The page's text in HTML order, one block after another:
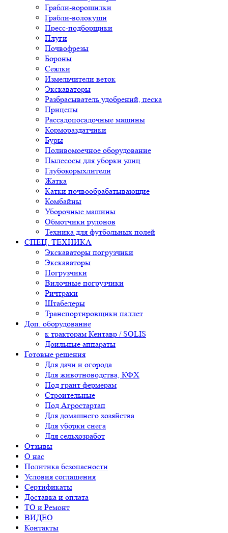
Грабли-ворошилки
Грабли-волокуши
Пресс-подборщики
Плуги
Почвофрезы
Бороны
Сеялки
Измельчители веток
Экскаваторы
Разбрасыватель удобрений, песка
Прицепы
Рассадопосадочные машины
Кормораздатчики
Буры
Поливомоечное оборудование
Пылесосы для уборки улиц
Глубокорыхлители
Жатка
Катки почвообрабатывающие
Комбайны
Уборочные машины
Обмотчики рулонов
Техника для футбольных полей
СПЕЦ. ТЕХНИКА
Экскаваторы погрузчики
Экскаваторы
Погрузчики
Вилочные погрузчики
Ричтраки
Штабелеры
Транспортировщики паллет
Доп. оборудование
к тракторам Кентавр / SOLIS
Доильные аппараты
Готовые решения
Для дачи и огорода
Для животноводства, КФХ
Под грант фермерам
Строительные
Под Агростартап
Для домашнего хозяйства
Для уборки снега
Для сельхозработ
Отзывы
О нас
Политика безопасности
Условия соглашения
Сертификаты
Доставка и оплата
ТО и Ремонт
ВИДЕО
Контакты